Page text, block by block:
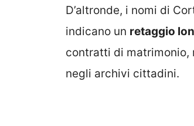
D’altronde, i nomi di
indicano un retaggio
contratti di matrimonio,
negli archivi cittadini.